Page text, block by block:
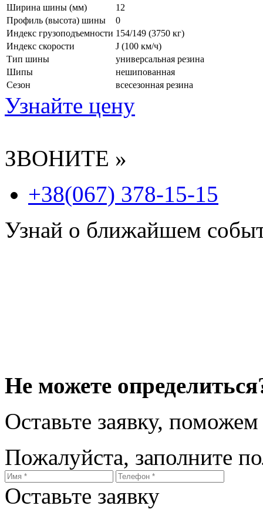
Ширина шины (мм)
12
Профиль (высота) шины
0
Индекс грузоподъемности 154/149 (3750 кг)
Индекс скорости
J (100 км/ч)
Тип шины
универсальная резина
Шипы
нешипованная
Сезон
всесезонная резина
Узнайте цену
ЗВОНИТЕ »
+38(067) 378-15-15
Узнай о ближайшем
Не можете
Оставьте заявку,
Пожалуйста, заполните
Оставьте заявку